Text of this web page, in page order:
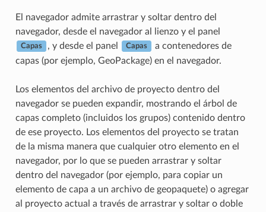
El navegador admite arrastrar y soltar dentro del
navegador, desde el navegador al lienzo y el panel
Capas , y desde el panel Capas
a contenedores de
capas (por ejemplo, GeoPackage) en el navegador.
Los elementos del archivo de proyecto dentro del
navegador se pueden expandir, mostrando el árbol de
capas completo (incluidos los grupos) contenido dentro
de ese proyecto. Los elementos del proyecto se tratan
de la misma manera que cualquier otro elemento en el
navegador, por lo que se pueden arrastrar y soltar
dentro del navegador (por ejemplo, para copiar un
elemento de capa a un archivo de geopaquete) o agregar
al proyecto actual a través de arrastrar y soltar o doble